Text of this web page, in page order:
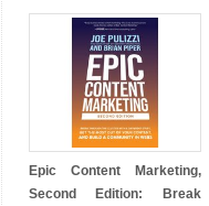
Epic Content Marketing,
Second Edition: Break